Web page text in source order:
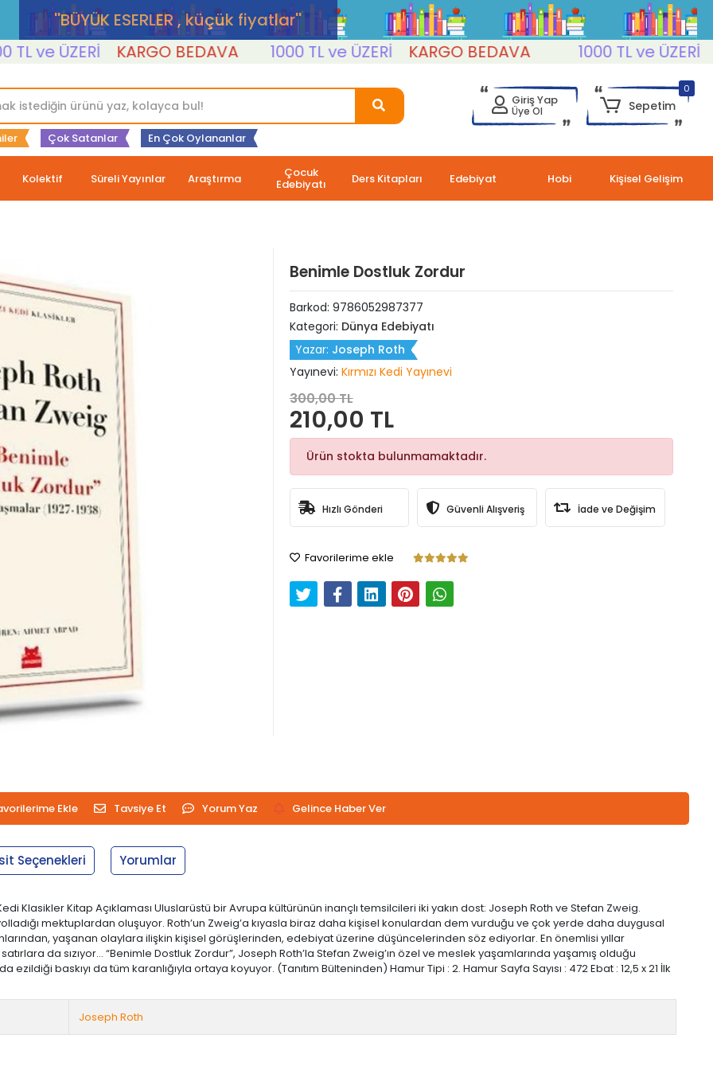
''BÜYÜK ESERLER , küçük fiyatlar''
ÜZERİ
KARGO BEDAVA 1000 TL ve ÜZERİ KARGO BEDAVA 1000 TL ve ÜZERİ
Çok Satanlar En Çok Oylananlar
Giriş Yap
Üye Ol
0
Sepetim
Kolektif Süreli Yayınlar Araştırma Çocuk
Edebiyatı Ders Kitapları Edebiyat Hobi Kişisel Gelişim
Benimle Dostluk Zordur
Barkod: 9786052987377
Kategori: Dünya Edebiyatı
Yazar: Joseph Roth
Yayınevi: Kırmızı Kedi Yayınevi
300,00 TL
210,00 TL
Ürün stokta bulunmamaktadır.
Hızlı Gönderi Güvenli Alışveriş İade ve Değişim
Favorilerime ekle
Ekle Tavsiye Et Yorum Yaz Gelince Haber Ver
Seçenekleri Yorumlar
Klasikler Kitap Açıklaması Uluslarüstü bir Avrupa kültürünün inançlı temsilcileri iki yakın dost: Joseph Roth ve Stefan Zweig.
mektuplardan oluşuyor. Roth’un Zweig’a kıyasla biraz daha kişisel konulardan dem vurduğu ve çok yerde daha duygusal
yaşanan olaylara ilişkin kişisel görüşlerinden, edebiyat üzerine düşüncelerinden söz ediyorlar. En önemlisi yıllar
da sızıyor… “Benimle Dostluk Zordur”, Joseph Roth’la Stefan Zweig’ın özel ve meslek yaşamlarında yaşamış olduğu
baskıyı da tüm karanlığıyla ortaya koyuyor. (Tanıtım Bülteninden) Hamur Tipi : 2. Hamur Sayfa Sayısı : 472 Ebat : 12,5 x 21 İlk
Joseph Roth